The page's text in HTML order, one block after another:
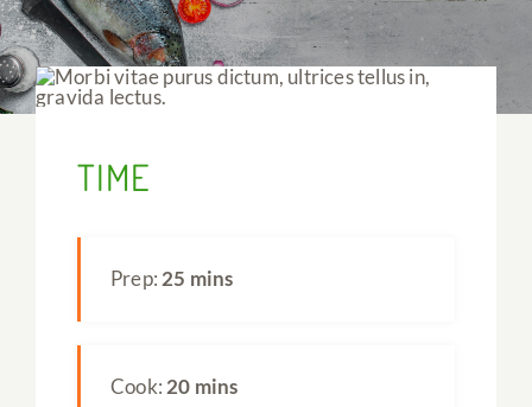
TIME
Prep: 25 mins
Cook: 20 mins